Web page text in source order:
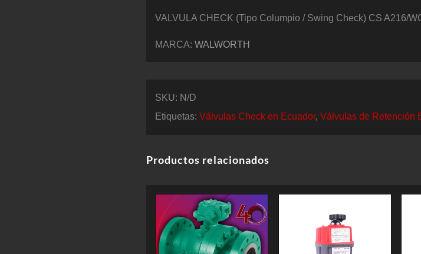
VALVULA CHECK (Tipo Columpio / Swing Check) CS A216/
MARCA:WALWORTH
SKU: N/D
Etiquetas:Válvulas Check en Ecuador,Válvulas de Retención
Productos relacionados